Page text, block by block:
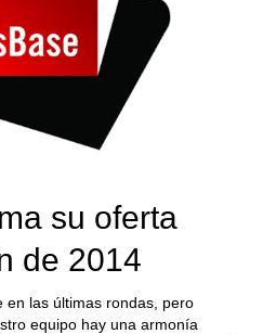
su oferta
de 2014
en las últimas rondas, pero
equipo hay una armonía